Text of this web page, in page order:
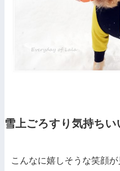
雪上ごろすり気持ちい
こんなに嬉しそうな笑顔が